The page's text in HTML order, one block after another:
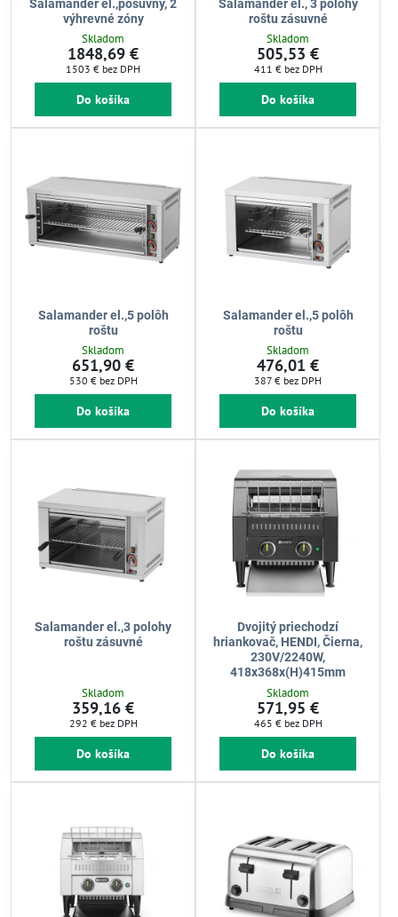
Salamander el.,posuvný, 2
výhrevné zóny
Skladom
1848,69 €
1503 € bez DPH
Do košíka
Salamander el., 3 polohy
roštu zásuvné
Skladom
505,53 €
411 € bez DPH
Do košíka
Salamander el.,5 polôh
roštu
Skladom
651,90 €
530 € bez DPH
Do košíka
Salamander el.,5 polôh
roštu
Skladom
476,01 €
387 € bez DPH
Do košíka
Salamander el.,3 polohy
roštu zásuvné
Skladom
359,16 €
292 € bez DPH
Do košíka
Dvojitý priechodzí
hriankovač, HENDI, Čierna,
230V/2240W,
418x368x(H)415mm
Skladom
571,95 €
465 € bez DPH
Do košíka